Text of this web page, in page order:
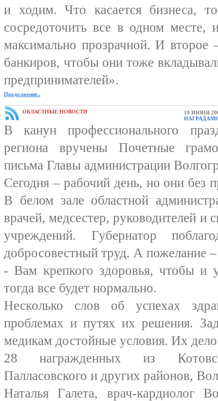
и ходим. Что касается бизнеса,
сосредоточить все в одном
максимально прозрачной. И второе
банкиров, чтобы они тоже
предпринимателей».
Продолжение..
ОБЛАСТНЫЕ НОВОСТИ
19 ИЮНЯ
В канун профессионального
региона вручены Почетные
письма Главы администрации
Сегодня – рабочий день, но они без
В белом зале областной
врачей, медсестер, руководителей и
учреждений. Губернатор
добросовестный труд. А пожелание
- Вам крепкого здоровья, чтобы и
тогда все будет нормально.
Несколько слов об успехах
проблемах и путях их решения.
медикам достойные условия. Их
28 награжденных из
Палласовского и других районов,
Наталья Галета, врач-кардиолог